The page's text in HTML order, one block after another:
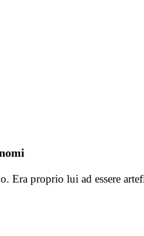
Era proprio lui ad essere